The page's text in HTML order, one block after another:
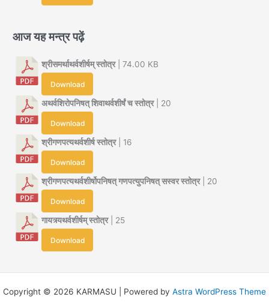
आज यह मन्त्र पढ़ें
श्रीसमर्थाथर्वशीर्षम् स्तोत्र| 74.00 KB
Download
अथर्वशिरोपनिषत् शिवाथर्वशीर्षं च स्तोत्र| 20
Download
श्रीगणपत्यथर्वशीर्ष स्तोत्र| 16
Download
श्रीगणपत्यथर्वशीर्षोपनिषत् गणपत्युपनिषत् सस्वर स्तोत्र| 20
Download
गायत्र्यथर्वशीर्षम् स्तोत्र| 25
Download
Copyright © 2026 KARMASU | Powered by Astra WordPress Theme